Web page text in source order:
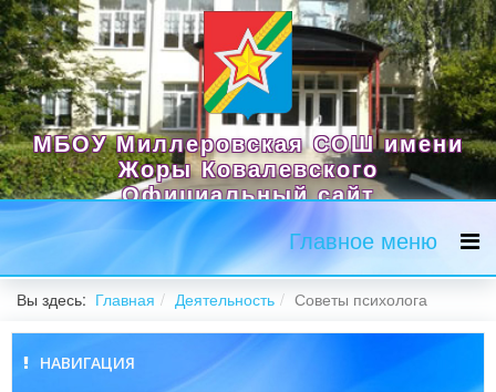
МБОУ Миллеровская СОШ имени
Жоры Ковалевского
Официальный сайт
Главное меню
Вы здесь: Главная Деятельность Советы психолога
НАВИГАЦИЯ